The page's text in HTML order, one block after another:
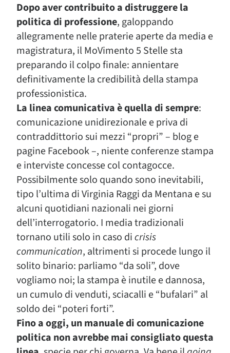
Dopo aver contribuito a distruggere la
politica di professione, galoppando
allegramente nelle praterie aperte da media e
magistratura, il MoVimento 5 Stelle sta
preparando il colpo finale: annientare
definitivamente la credibilità della stampa
professionistica.
La linea comunicativa è quella di sempre:
comunicazione unidirezionale e priva di
contraddittorio sui mezzi “propri” – blog e
pagine Facebook –, niente conferenze stampa
e interviste concesse col contagocce.
Possibilmente solo quando sono inevitabili,
tipo l’ultima di Virginia Raggi da Mentana e su
alcuni quotidiani nazionali nei giorni
dell’interrogatorio. I media tradizionali
tornano utili solo in caso dicrisis
communication, altrimenti si procede lungo il
solito binario: parliamo “da soli”, dove
vogliamo noi; la stampa è inutile e dannosa,
un cumulo di venduti, sciacalli e “bufalari” al
soldo dei “poteri forti”.
Fino a oggi, un manuale di comunicazione
politica non avrebbe mai consigliato questa